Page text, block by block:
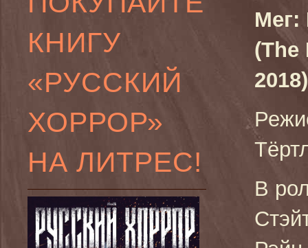
КНИГУ
«РУССКИЙ
ХОРРОР»
НА ЛИТРЕС!
Мег:
2018)
В